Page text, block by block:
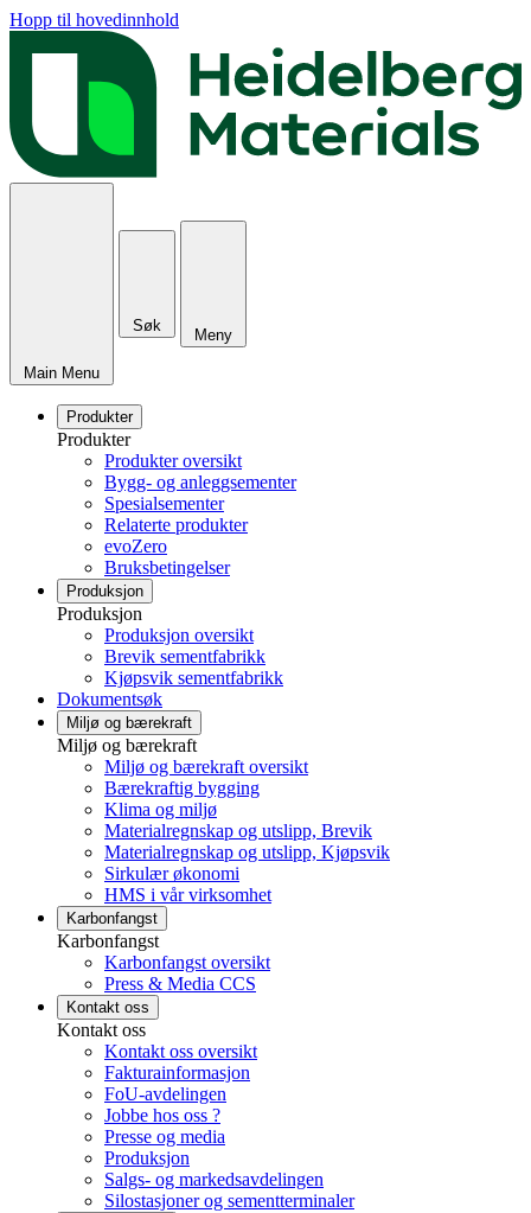
Hopp til hovedinnhold
Main Menu
Søk
Meny
Produkter
Produkter
Produkter oversikt
Bygg- og anleggsementer
Spesialsementer
Relaterte produkter
evoZero
Bruksbetingelser
Produksjon
Produksjon
Produksjon oversikt
Brevik sementfabrikk
Kjøpsvik sementfabrikk
Dokumentsøk
Miljø og bærekraft
Miljø og bærekraft
Miljø og bærekraft oversikt
Bærekraftig bygging
Klima og miljø
Materialregnskap og utslipp, Brevik
Materialregnskap og utslipp, Kjøpsvik
Sirkulær økonomi
HMS i vår virksomhet
Karbonfangst
Karbonfangst
Karbonfangst oversikt
Press & Media CCS
Kontakt oss
Kontakt oss
Kontakt oss oversikt
Fakturainformasjon
FoU-avdelingen
Jobbe hos oss ?
Presse og media
Produksjon
Salgs- og markedsavdelingen
Silostasjoner og sementterminaler